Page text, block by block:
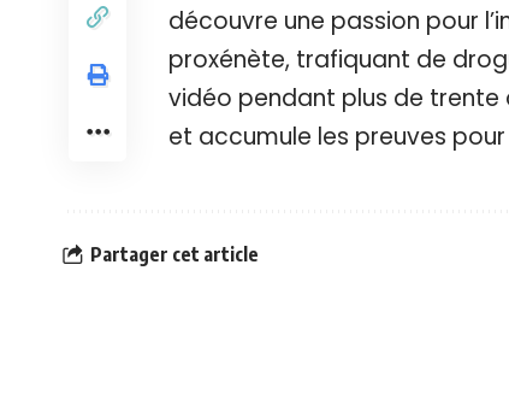
découvre une passion pour
proxénète, trafiquant de
vidéo pendant plus de trente
et accumule les preuves pour
Partager cet article